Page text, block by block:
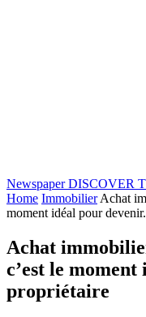
Newspaper DISCOVER
Home Immobilier Achat
moment idéal pour
Achat
c’est le
propriétaire